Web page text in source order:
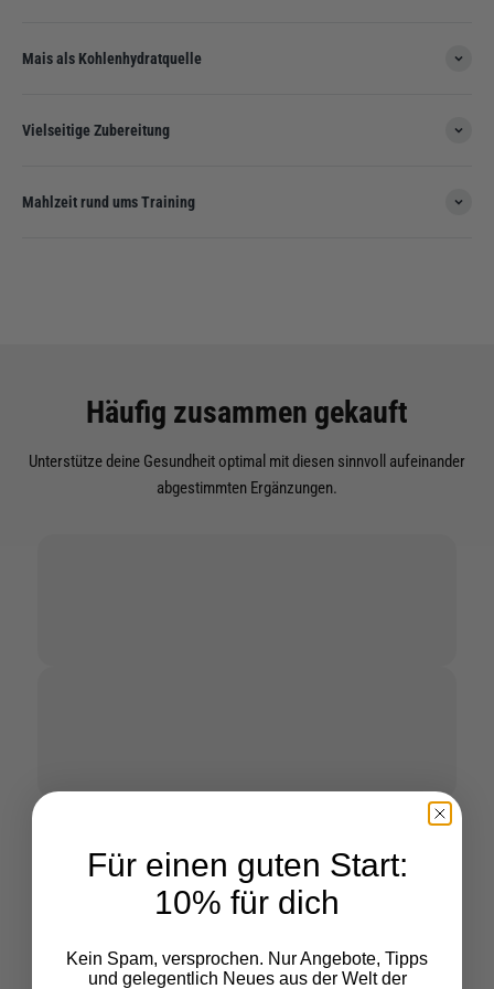
Mais als Kohlenhydratquelle
Vielseitige Zubereitung
Mahlzeit rund ums Training
Häufig zusammen gekauft
Unterstütze deine Gesundheit optimal mit diesen sinnvoll aufeinander
abgestimmten Ergänzungen.
Gesamtpreis:--
Für einen guten Start:
10% für dich
Kein Spam, versprochen. Nur Angebote, Tipps
und gelegentlich Neues aus der Welt der